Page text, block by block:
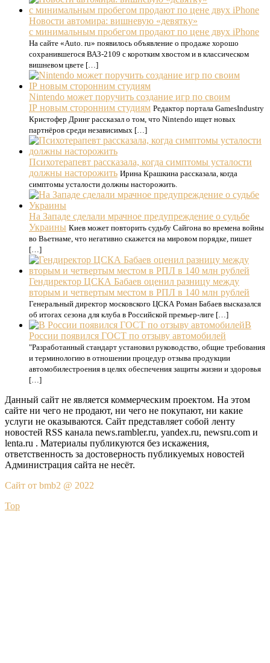
Новости автомира: вишневую «девятку»
с минимальным пробегом продают по цене двух iPhone
На сайте «Auto. ru» появилось объявление о продаже хорошо
сохранившегося ВАЗ-2109 с коротким хвостом и в классическом
вишневом цвете […]
Nintendo может поручить создание игр по своим
IP новым сторонним студиям Редактор портала GamesIndustry
Кристофер Дринг рассказал о том, что Nintendo ищет новых
партнёров среди независимых […]
Психотерапевт рассказала, когда симптомы усталости
должны насторожить Ирина Крашкина рассказала, когда
симптомы усталости должны насторожить.
На Западе сделали мрачное предупреждение о судьбе
Украины Киев может повторить судьбу Сайгона во времена войны
во Вьетнаме, что негативно скажется на мировом порядке, пишет
[…]
Гендиректор ЦСКА Бабаев оценил разницу между
вторым и четвертым местом в РПЛ в 140 млн рублей
Генеральный директор московского ЦСКА Роман Бабаев высказался
об итогах сезона для клуба в Российской премьер-лиге […]
В
России появился ГОСТ по отзыву автомобилей
"Разработанный стандарт установил руководство, общие требования
и терминологию в отношении процедур отзыва продукции
автомобилестроения в целях обеспечения защиты жизни и здоровья
[…]
Данный сайт не является коммерческим проектом. На этом
сайте ни чего не продают, ни чего не покупают, ни какие
услуги не оказываются. Сайт представляет собой ленту
новостей RSS канала news.rambler.ru, yandex.ru, newsru.com и
lenta.ru . Материалы публикуются без искажения,
ответственность за достоверность публикуемых новостей
Администрация сайта не несёт.
Сайт от bmb2 @ 2022
Top